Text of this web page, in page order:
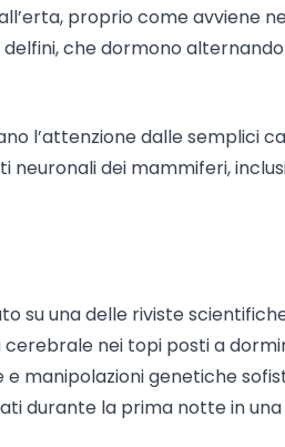
proprio come avviene
che dormono
l’attenzione dalle semplici
dei mammiferi,
su una delle riviste
cerebrale nei topi posti a
manipolazioni genetiche
durante la prima notte in